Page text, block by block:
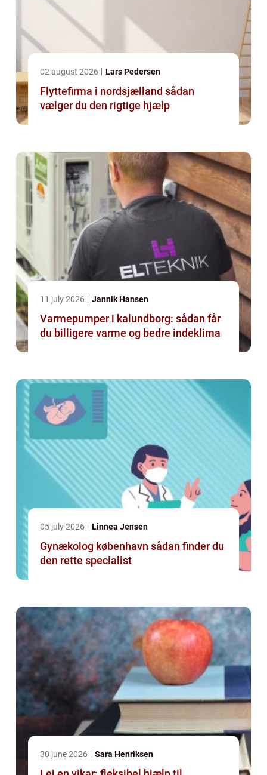
02 august 2026 Lars Pedersen
Flyttefirma i nordsjælland sådan
vælger du den rigtige hjælp
11 july 2026 Jannik Hansen
Varmepumper i kalundborg: sådan får
du billigere varme og bedre indeklima
05 july 2026 Linnea Jensen
Gynækolog københavn sådan finder du
den rette specialist
30 june 2026 Sara Henriksen